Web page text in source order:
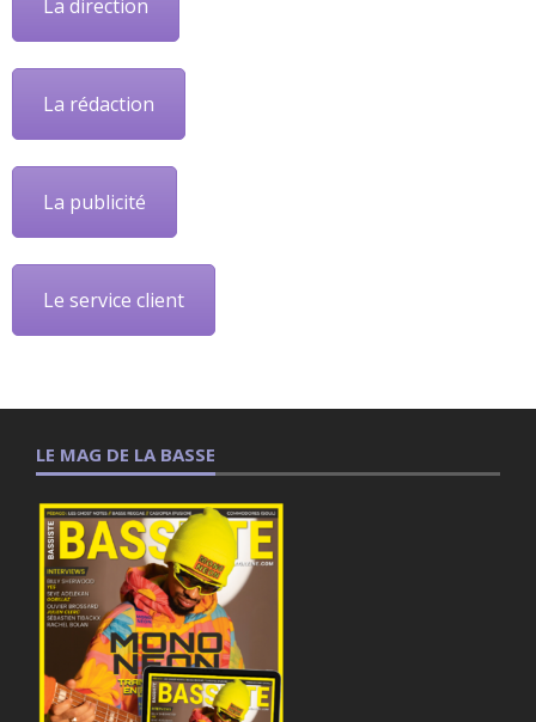
La direction
La rédaction
La publicité
Le service client
LE MAG DE LA BASSE